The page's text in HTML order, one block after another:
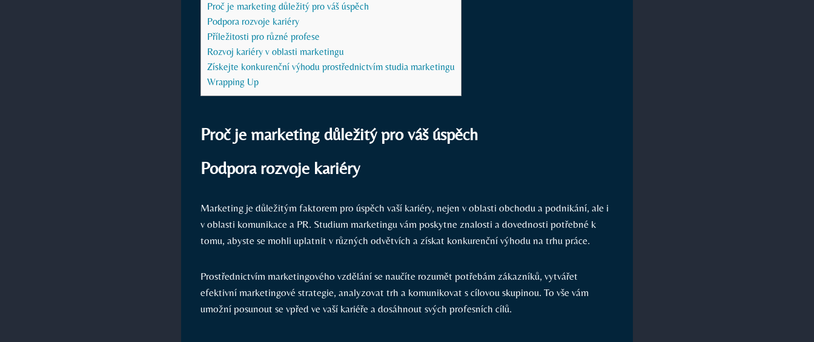
Proč je marketing důležitý pro váš úspěch
Podpora rozvoje kariéry
Příležitosti pro různé profese
Rozvoj kariéry v oblasti marketingu
Získejte konkurenční výhodu prostřednictvím studia marketingu
Wrapping Up
Proč je marketing důležitý pro váš úspěch
Podpora rozvoje kariéry
Marketing je důležitým faktorem pro úspěch vaší kariéry, nejen v oblasti obchodu a podnikání, ale i
v oblasti komunikace a PR. Studium marketingu vám poskytne znalosti a dovednosti potřebné k
tomu, abyste se mohli uplatnit v různých odvětvích a získat konkurenční výhodu na trhu práce.
Prostřednictvím marketingového vzdělání se naučíte rozumět potřebám zákazníků, vytvářet
efektivní marketingové strategie, analyzovat trh a komunikovat s cílovou skupinou. To vše vám
umožní posunout se vpřed ve vaší kariéře a dosáhnout svých profesních cílů.